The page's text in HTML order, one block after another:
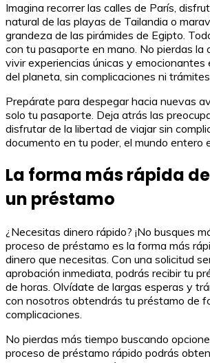
Imagina recorrer las calles de París,
natural de las playas de Tailandia o
grandeza de las pirámides de Egipto.
con tu pasaporte en mano. No pierdas la
vivir experiencias únicas y emocionantes
del planeta, sin complicaciones ni
Prepárate para despegar hacia nuevas
solo tu pasaporte. Deja atrás las
disfrutar de la libertad de viajar sin
documento en tu poder, el mundo entero
La forma más rápida
un préstamo
¿Necesitas dinero rápido? ¡No busques
proceso de préstamo es la forma más
dinero que necesitas. Con una solicitud
aprobación inmediata, podrás recibir tu
de horas. Olvídate de largas esperas y
con nosotros obtendrás tu préstamo de
complicaciones.
No pierdas más tiempo buscando
proceso de préstamo rápido podrás